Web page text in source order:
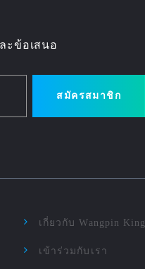
ะข้อเสนอ
สมัครสมาชิก
เกี่ยวกับ Wangpin King
เข้าร่วมกับเรา